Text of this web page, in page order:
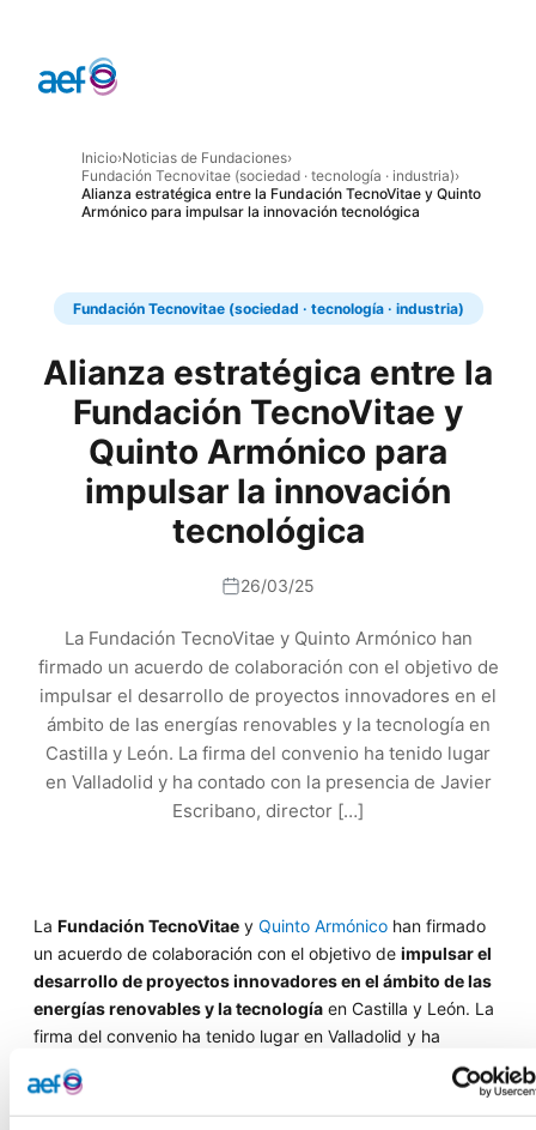
Inicio›Noticias de Fundaciones›
Fundación Tecnovitae (sociedad · tecnología · industria)›
Alianza estratégica entre la Fundación TecnoVitae y Quinto
Armónico para impulsar la innovación tecnológica
Fundación Tecnovitae (sociedad · tecnología · industria)
Alianza estratégica entre la
Fundación TecnoVitae y
Quinto Armónico para
impulsar la innovación
tecnológica
26/03/25
La Fundación TecnoVitae y Quinto Armónico han
firmado un acuerdo de colaboración con el objetivo de
impulsar el desarrollo de proyectos innovadores en el
ámbito de las energías renovables y la tecnología en
Castilla y León. La firma del convenio ha tenido lugar
en Valladolid y ha contado con la presencia de Javier
Escribano, director […]
La Fundación TecnoVitae y Quinto Armónico han firmado
un acuerdo de colaboración con el objetivo de impulsar el
desarrollo de proyectos innovadores en el ámbito de las
energías renovables y la tecnología en Castilla y León. La
firma del convenio ha tenido lugar en Valladolid y ha
contado con la presencia de
, director
general de TecnoVitae, y
, director general de
Quinto Armónico.​